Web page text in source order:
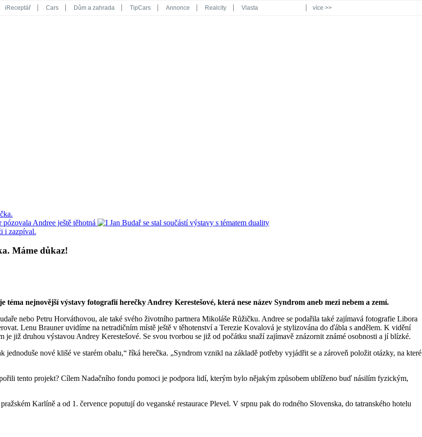
iReceptář Cars Dům a zahrada TipCars Annonce Realcity Vlasta více >>
Máme důkaz!
nejnovější výstavy fotografií herečky Andrey Kerestešové, která nese název Syndrom aneb mezi nebem a zemí.
nebo Petru Horváthovou, ale také svého životního partnera Mikoláše Růžičku. Andree se podařila také zajímavá fotografie Libora
Lenu Brauner uvidíme na netradičním místě ještě v těhotenství a Terezie Kovalová je stylizována do ďábla s andělem. K vidění
již druhou výstavou Andrey Kerestešové. Se svou tvorbou se již od počátku snaží zajímavě znázornit známé osobnosti a jí blízké.
nové klišé ve starém obalu,“ říká herečka. „Syndrom vznikl na základě potřeby vyjádřit se a zároveň položit otázky, na které
tento projekt? Cílem Nadačního fondu pomoci je podpora lidí, kterým bylo nějakým způsobem ublíženo buď násilím fyzickým,
Karlíně a od 1. července poputují do veganské restaurace Plevel. V srpnu pak do rodného Slovenska, do tatranského hotelu